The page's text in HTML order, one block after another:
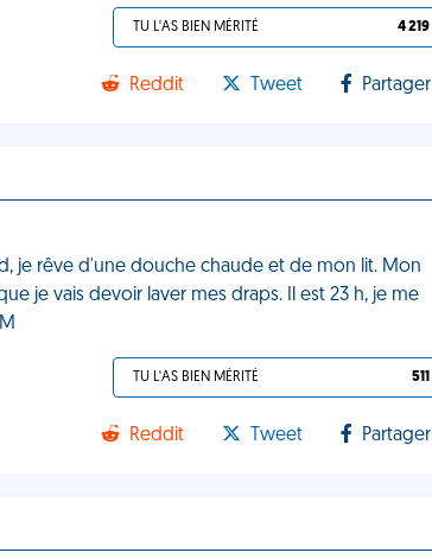
TU L'AS BIEN MÉRITÉ 4 219
Reddit Tweet Partager
je rêve d'une douche chaude et de mon lit. Mon
je vais devoir laver mes draps. Il est 23 h, je me
TU L'AS BIEN MÉRITÉ 511
Reddit Tweet Partager